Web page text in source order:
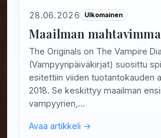
28.06.2026 Ulkomainen
Maailman
The Originals on The Vampire
(Vampyyripäiväkirjat) suosittu
esitettiin viiden tuotantokauden
2018. Se keskittyy maailman
vampyyrien,…
Avaa artikkeli →